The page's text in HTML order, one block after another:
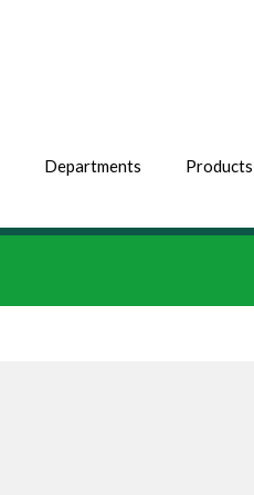
Departments Products